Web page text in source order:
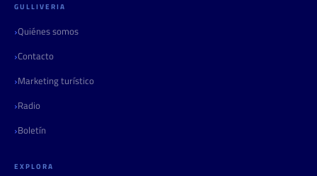
GULLIVERIA
Quiénes somos
Contacto
Marketing turístico
Radio
Boletín
EXPLORA